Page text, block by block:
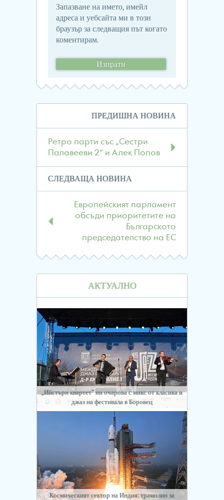
Запазване на името, имейл
адреса и уебсайта ми в този
браузър за следващия път когато
коментирам.
Навигация
в
публикациите
ПРЕДИШНА НОВИНА
Ретро парти със „Сестри
Палавееви 2“ и Алек Попов
СЛЕДВАЩА НОВИНА
Европейският парламент
обсъди приоритетите на
Българското
председателство на ЕС
АКТУАЛНО
„Ийстърн квартет“ ни очарова с микс от класика и
джаз на фестивала в Боровец
Космическият сектор на Индия: трамплин за